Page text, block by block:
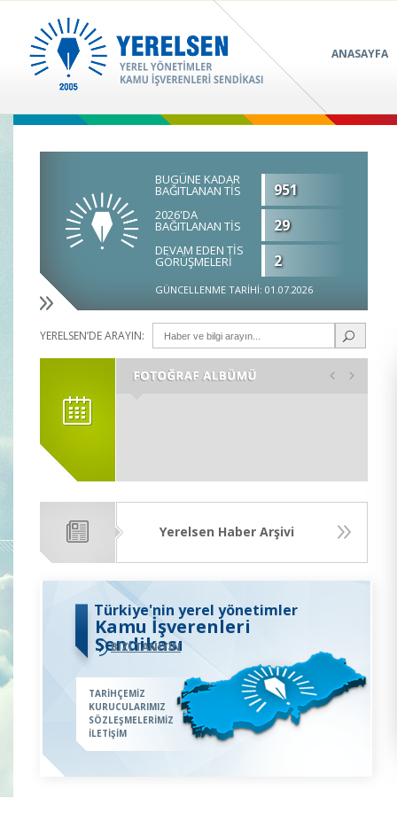
ANASAYFA
BUGÜNE KADAR
BAĞITLANAN TİS 951
2026'DA
BAĞITLANAN TİS 29
DEVAM EDEN TİS
GÖRÜŞMELERİ 2
GÜNCELLENME TARİHİ: 01.07.2026
YERELSEN’DE ARAYIN:
Yerelsen Haber Arşivi
Kamu İşverenleri
Sendikası
Türkiye'nin yerel yönetimler
BİZİ TANIYIN
TARİHÇEMİZ
KURUCULARIMIZ
SÖZLEŞMELERİMİZ
İLETİŞİM